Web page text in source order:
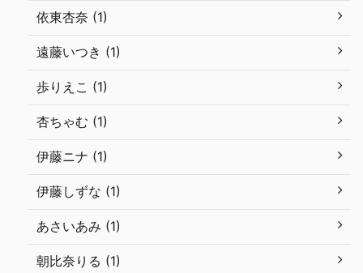
依東杏奈 (1)
遠藤いつき (1)
歩りえこ (1)
杏ちゃむ (1)
伊藤ニナ (1)
伊藤しずな (1)
あさいあみ (1)
朝比奈りる (1)